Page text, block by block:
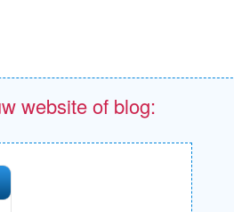
website of blog: